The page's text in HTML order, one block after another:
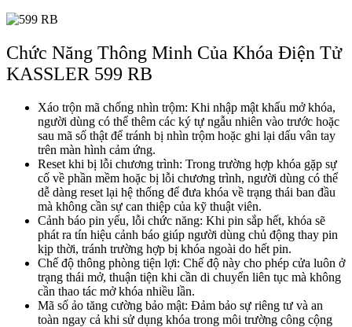
Hồ sơ năng lực
Chức Năng Thông Minh Của Khóa Điện Tử
KASSLER 599 RB
Xáo trộn mã chống nhìn trộm: Khi nhập mật khẩu mở khóa,
người dùng có thể thêm các ký tự ngẫu nhiên vào trước hoặc
sau mã số thật để tránh bị nhìn trộm hoặc ghi lại dấu vân tay
trên màn hình cảm ứng.
Reset khi bị lỗi chương trình: Trong trường hợp khóa gặp sự
cố về phần mềm hoặc bị lỗi chương trình, người dùng có thể
dễ dàng reset lại hệ thống để đưa khóa về trạng thái ban đầu
mà không cần sự can thiệp của kỹ thuật viên.
Cảnh báo pin yếu, lỗi chức năng: Khi pin sắp hết, khóa sẽ
phát ra tín hiệu cảnh báo giúp người dùng chủ động thay pin
kịp thời, tránh trường hợp bị khóa ngoài do hết pin.
Chế độ thông phòng tiện lợi: Chế độ này cho phép cửa luôn ở
trạng thái mở, thuận tiện khi cần di chuyển liên tục mà không
cần thao tác mở khóa nhiều lần.
Mã số ảo tăng cường bảo mật: Đảm bảo sự riêng tư và an
toàn ngay cả khi sử dụng khóa trong môi trường công cộng